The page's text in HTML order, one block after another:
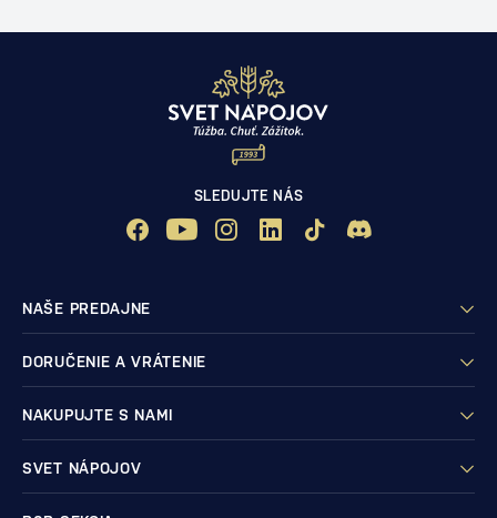
SLEDUJTE NÁS
NAŠE PREDAJNE
DORUČENIE A VRÁTENIE
NAKUPUJTE S NAMI
SVET NÁPOJOV